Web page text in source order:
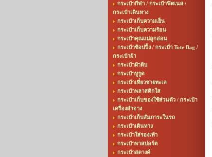
กระเป๋ากีฬา / กระเป๋าฟิตเนส /
กระเป๋าเดินทาง
กระเป๋าเก็บความเย็น
กระเป๋าเก็บความร้อน
กระเป๋าคุณแม่ลูกอ่อน
กระเป๋าช้อปปิ้ง / กระเป๋า Tote Bag /
กระเป๋าผ้า
กระเป๋าผ้าดิบ
กระเป๋าหูรูด
กระเป๋าเที่ยวชายทะเล
กระเป๋าพลาสติกใส
กระเป๋าเก็บของใช้ส่วนตัว / กระเป๋า
เครื่องสำอาง
กระเป๋าเก็บสัมภาระในรถ
กระเป๋าเดินทาง
กระเป๋าใส่รองเท้า
กระเป๋าพาสปอร์ต
กระเป๋าสตางค์